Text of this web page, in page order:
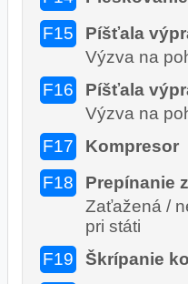
F15
Píšťala
Výzva na
F16
Píšťala
Výzva na
F17
Kompresor
F18
Prepínanie
Zaťažená /
pri státi
F19
Škrípanie